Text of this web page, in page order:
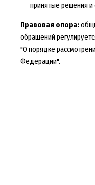
принятые решения и
Правовая опора:
обращений
"О порядке
Федерации".